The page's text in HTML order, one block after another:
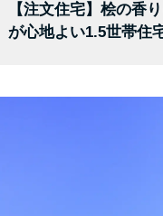
【注文住宅】桧の香
が心地よい1.5世帯住